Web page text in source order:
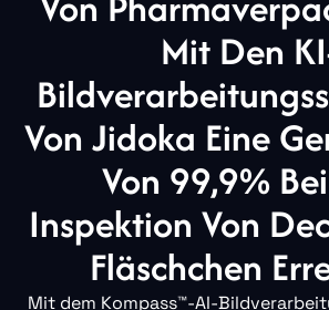
Mit Den
Von Jidoka Eine
Von 99,9%
Inspektion Von
Fläschchen
Mit dem Kompass™-AI-